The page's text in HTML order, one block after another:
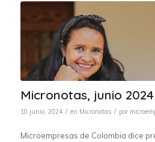
Micronotas, junio 2024
10 junio, 2024 / en Micronotas / por
Microempresas de Colombia dice